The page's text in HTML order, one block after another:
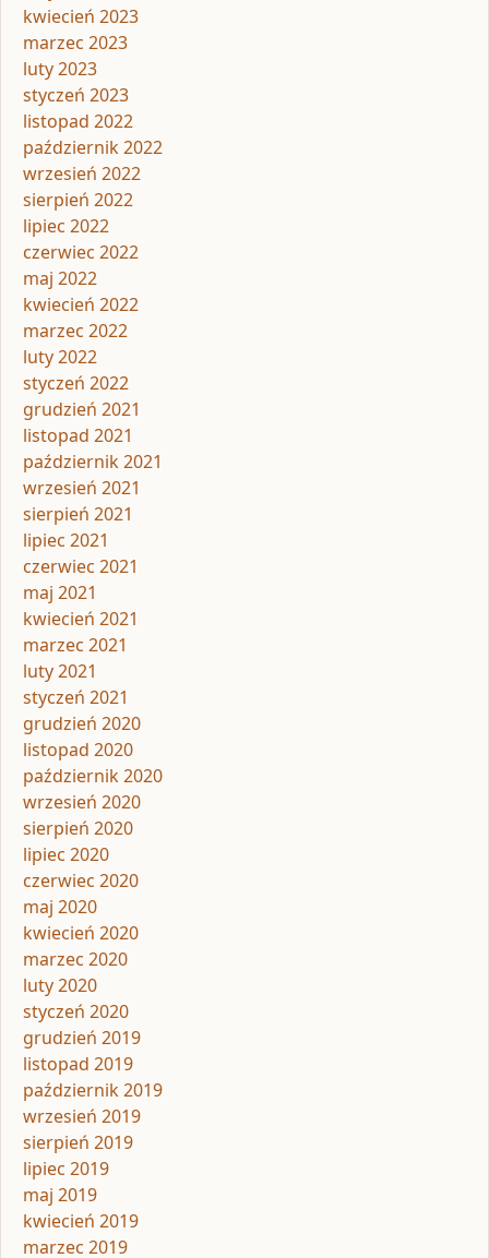
kwiecień 2023
marzec 2023
luty 2023
styczeń 2023
listopad 2022
październik 2022
wrzesień 2022
sierpień 2022
lipiec 2022
czerwiec 2022
maj 2022
kwiecień 2022
marzec 2022
luty 2022
styczeń 2022
grudzień 2021
listopad 2021
październik 2021
wrzesień 2021
sierpień 2021
lipiec 2021
czerwiec 2021
maj 2021
kwiecień 2021
marzec 2021
luty 2021
styczeń 2021
grudzień 2020
listopad 2020
październik 2020
wrzesień 2020
sierpień 2020
lipiec 2020
czerwiec 2020
maj 2020
kwiecień 2020
marzec 2020
luty 2020
styczeń 2020
grudzień 2019
listopad 2019
październik 2019
wrzesień 2019
sierpień 2019
lipiec 2019
maj 2019
kwiecień 2019
marzec 2019